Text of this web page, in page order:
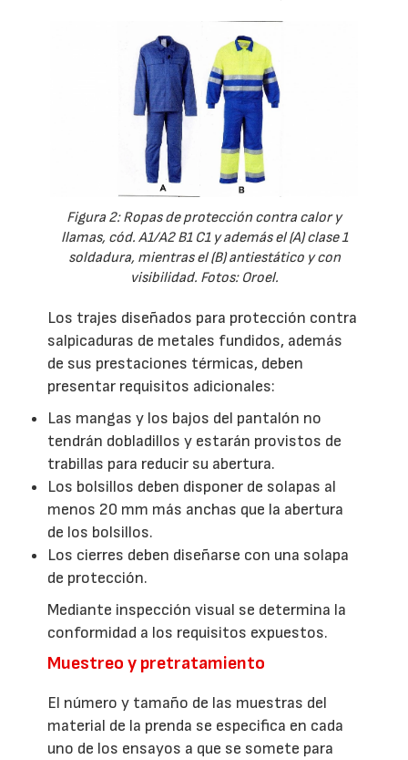
Figura 2: Ropas de protección contra calor y
llamas, cód. A1/A2 B1 C1 y además el (A) clase 1
soldadura, mientras el (B) antiestático y con
visibilidad. Fotos: Oroel.
Los trajes diseñados para protección contra
salpicaduras de metales fundidos, además
de sus prestaciones térmicas, deben
presentar requisitos adicionales:
Las mangas y los bajos del pantalón no
tendrán dobladillos y estarán provistos de
trabillas para reducir su abertura.
Los bolsillos deben disponer de solapas al
menos 20 mm más anchas que la abertura
de los bolsillos.
Los cierres deben diseñarse con una solapa
de protección.
Mediante inspección visual se determina la
conformidad a los requisitos expuestos.
Muestreo y pretratamiento
El número y tamaño de las muestras del
material de la prenda se especifica en cada
uno de los ensayos a que se somete para